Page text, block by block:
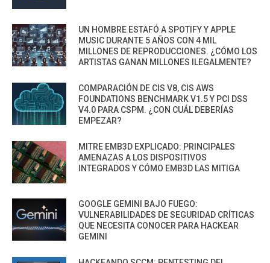
UN HOMBRE ESTAFÓ A SPOTIFY Y APPLE
MUSIC DURANTE 5 AÑOS CON 4 MIL
MILLONES DE REPRODUCCIONES. ¿CÓMO LOS
ARTISTAS GANAN MILLONES ILEGALMENTE?
COMPARACIÓN DE CIS V8, CIS AWS
FOUNDATIONS BENCHMARK V1.5 Y PCI DSS
V4.0 PARA CSPM. ¿CON CUÁL DEBERÍAS
EMPEZAR?
MITRE EMB3D EXPLICADO: PRINCIPALES
AMENAZAS A LOS DISPOSITIVOS
INTEGRADOS Y CÓMO EMB3D LAS MITIGA
GOOGLE GEMINI BAJO FUEGO:
VULNERABILIDADES DE SEGURIDAD CRÍTICAS
QUE NECESITA CONOCER PARA HACKEAR
GEMINI